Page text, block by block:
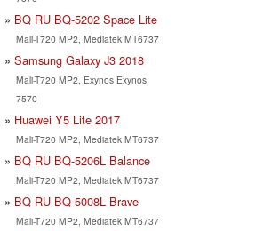
BQ RU BQ-5202 Space Lite
Mali-T720 MP2, Mediatek MT6737
Samsung Galaxy J3 2018
Mali-T720 MP2, Exynos Exynos
7570
Huawei Y5 Lite 2017
Mali-T720 MP2, Mediatek MT6737
BQ RU BQ-5206L Balance
Mali-T720 MP2, Mediatek MT6737
BQ RU BQ-5008L Brave
Mali-T720 MP2, Mediatek MT6737